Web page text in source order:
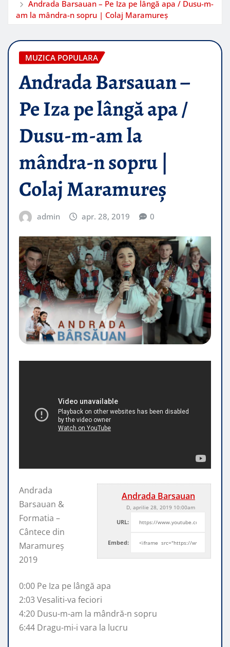
Andrada Barsauan – Pe Iza pe lângă apa / Dusu-m-
am la mândra-n sopru | Colaj Maramureș
MUZICA POPULARA
Andrada Barsauan –
Pe Iza pe lângă apa /
Dusu-m-am la
mândra-n sopru |
Colaj Maramureș
admin apr. 28, 2019 0
Andrada Barsauan
D, aprilie 28, 2019 10:00am
URL:
Embed:
Andrada
Barsauan &
Formatia –
Cântece din
Maramureș
2019
0:00 Pe Iza pe lângă apa
2:03 Vesaliti-va feciori
4:20 Dusu-m-am la mândră-n sopru
6:44 Dragu-mi-i vara la lucru